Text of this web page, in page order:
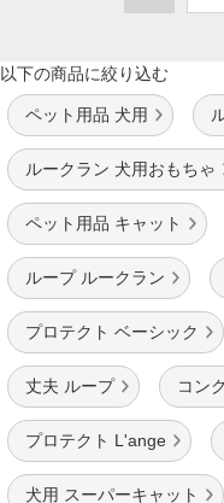
以下の商品に絞り込む
ペット用品 犬用
ルークラン 犬用おもちゃ
ペット用品 キャット
ループ ルークラン
プロテクト ベーシック
丈夫 ループ コン
プロテクト L'ange
犬用 スーパーキャット